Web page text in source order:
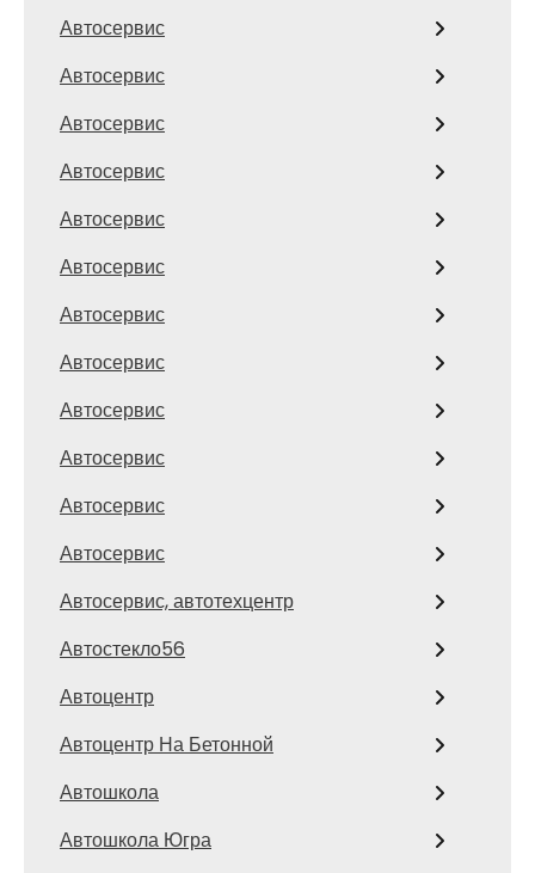
Автосервис
Автосервис
Автосервис
Автосервис
Автосервис
Автосервис
Автосервис
Автосервис
Автосервис
Автосервис
Автосервис
Автосервис
Автосервис, автотехцентр
Автостекло56
Автоцентр
Автоцентр На Бетонной
Автошкола
Автошкола Югра